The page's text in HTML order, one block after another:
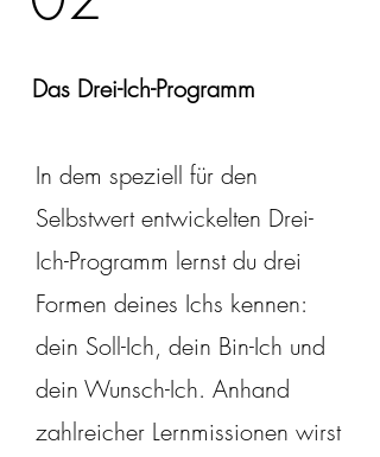
Das Drei-Ich-Programm
In dem speziell für den
Selbstwert entwickelten Drei-
Ich-Programm lernst du drei
Formen deines Ichs kennen:
dein Soll-Ich, dein Bin-Ich und
dein Wunsch-Ich. Anhand
zahlreicher Lernmissionen wirst